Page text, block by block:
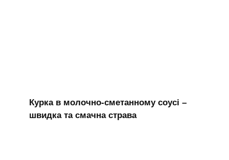
Курка в молочно-сметанному соусі –
швидка та смачна страва